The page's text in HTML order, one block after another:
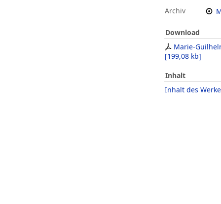
Archiv
Download
Marie-
[199,08 kb]
Inhalt
Inhalt des